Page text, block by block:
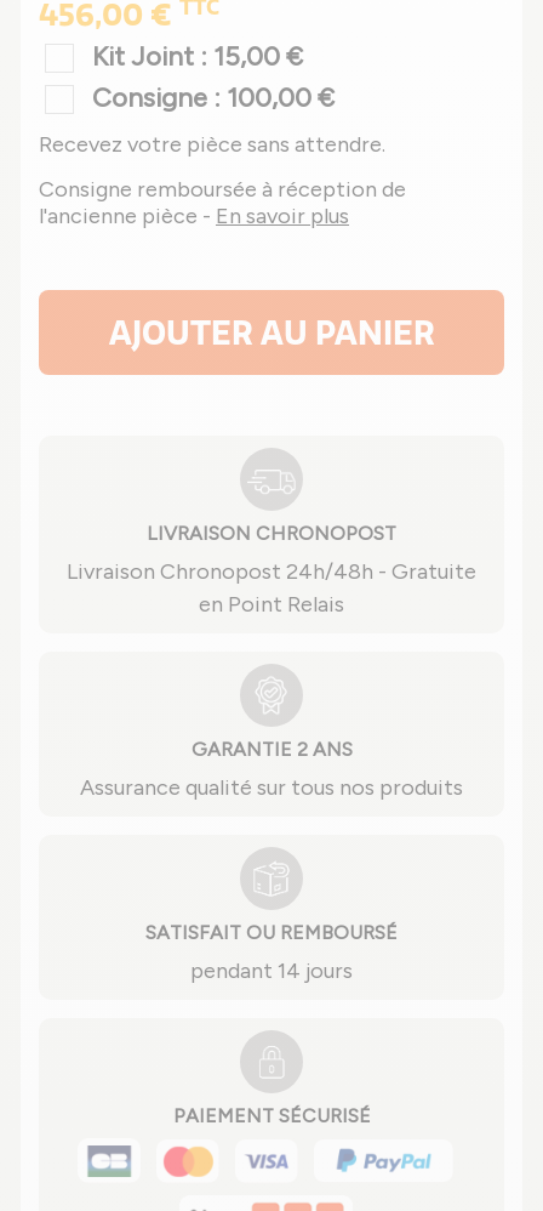
456,00 € TTC
Kit Joint : 15,00 €
Consigne : 100,00 €
Recevez votre pièce sans attendre.
Consigne remboursée à réception de
l'ancienne pièce - En savoir plus
AJOUTER AU PANIER
LIVRAISON CHRONOPOST
Livraison Chronopost 24h/48h - Gratuite
en Point Relais
GARANTIE 2 ANS
Assurance qualité sur tous nos produits
SATISFAIT OU REMBOURSÉ
pendant 14 jours
PAIEMENT SÉCURISÉ